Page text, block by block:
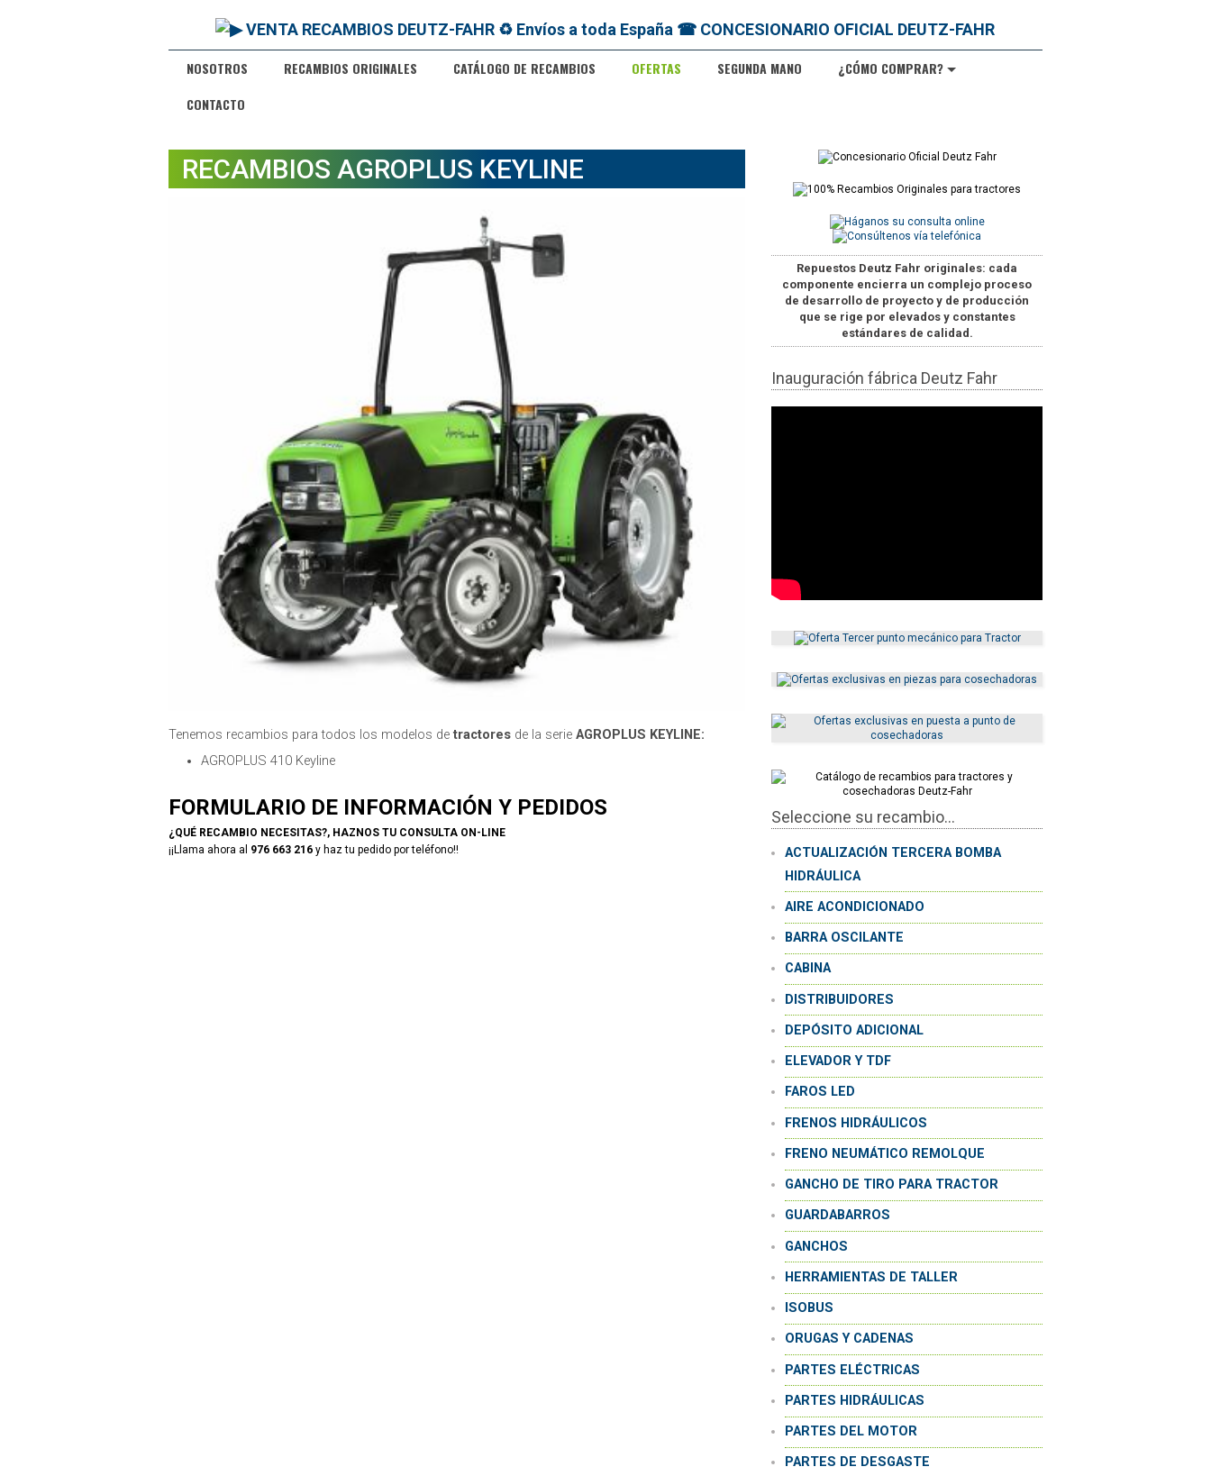
NOSOTROS RECAMBIOS ORIGINALES CATÁLOGO DE RECAMBIOS OFERTAS SEGUNDA MANO
¿CÓMO COMPRAR?
CONTACTO
RECAMBIOS AGROPLUS KEYLINE
Tenemos recambios para todos los modelos de tractores de la serie AGROPLUS KEYLINE:
AGROPLUS 410 Keyline
FORMULARIO DE INFORMACIÓN Y PEDIDOS
¿QUÉ RECAMBIO NECESITAS?, HAZNOS TU CONSULTA ON-LINE
¡¡Llama ahora al 976 663 216y haz tu pedido por teléfono!!
Repuestos Deutz Fahr originales: cada
componente encierra un complejo proceso
de desarrollo de proyecto y de producción
que se rige por elevados y constantes
estándares de calidad.
Inauguración fábrica Deutz Fahr
Seleccione su recambio...
ACTUALIZACIÓN TERCERA BOMBA
HIDRÁULICA
AIRE ACONDICIONADO
BARRA OSCILANTE
CABINA
DISTRIBUIDORES
DEPÓSITO ADICIONAL
ELEVADOR Y TDF
FAROS LED
FRENOS HIDRÁULICOS
FRENO NEUMÁTICO REMOLQUE
GANCHO DE TIRO PARA TRACTOR
GUARDABARROS
GANCHOS
HERRAMIENTAS DE TALLER
ISOBUS
ORUGAS Y CADENAS
PARTES ELÉCTRICAS
PARTES HIDRÁULICAS
PARTES DEL MOTOR
PARTES DE DESGASTE